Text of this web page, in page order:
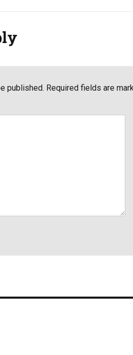
published. Required fields are